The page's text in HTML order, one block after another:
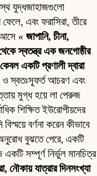
যুদ্ধজাহাজগুলো
এবং ফরাসিরা, তীরে
আসে «জাপানি, চীনা,
স্বতন্ত্র এক জনগোষ্ঠীর
একটি প্রণালী দ্বারা
স্বতঃস্ফূর্ত আচরণ এবং
মুগ্ধ হয়ে লা পেরুজ
শিক্ষিত ইউরোপীয়দের
বর্ণনা করেন কীভাবে
বুঝতে পেরে, একটি
একটি সম্পূর্ণ নির্ভুল মানচিত্র
নৌকায় যাত্রার দিনসংখ্যা